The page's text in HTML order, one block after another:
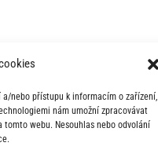
a/nebo přístupu k informacím o zařízení,
nám umožní zpracovávat
webu. Nesouhlas nebo odvolání